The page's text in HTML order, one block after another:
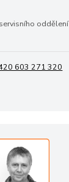
oddělení
603 271 320